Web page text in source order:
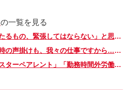
の一覧を見る
「先生たるもの、緊張してはならない」と思ってた。その秘密を知って、自分を許せるようになったあの日【先生、あの日あの時・8】
落ちた時の声掛けも、我々の仕事ですから…。大学受験を通して分かった「先生」という職業【先生、あの日あの時・6】
「モンスターペアレント」「勤務時間外労働」…言葉だけで分かった気になっていたのかも。それを炎上で突かれた気がしたんだ…【先生、あの日あの時・最終回】